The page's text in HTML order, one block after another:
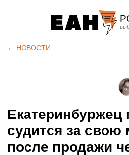
← НОВОСТИ
Екатеринбуржец
судится за свою
после продажи